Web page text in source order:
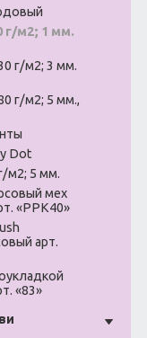
г/м2; 1 мм.
г/м2; 3 мм.
г/м2; 5 мм.,
Dot
м2; 5 мм.
мех
«PPK40»
арт.
«83»